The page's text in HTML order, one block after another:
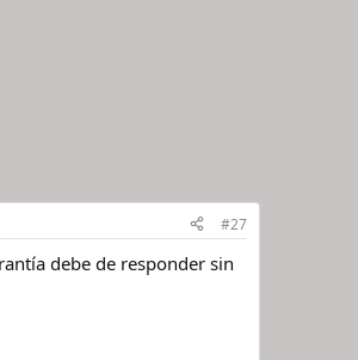
#27
debe de responder sin